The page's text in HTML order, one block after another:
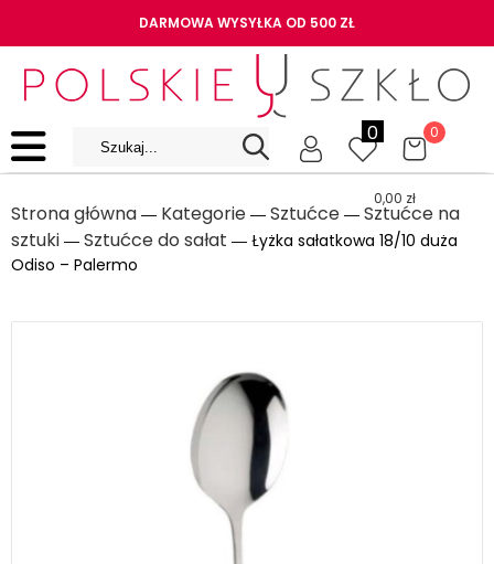
DARMOWA WYSYŁKA OD 500 ZŁ
0 0
0,00 zł
Strona główna ― Kategorie ― Sztućce ― Sztućce na
sztuki ― Sztućce do sałat ― Łyżka sałatkowa 18/10 duża
Odiso – Palermo